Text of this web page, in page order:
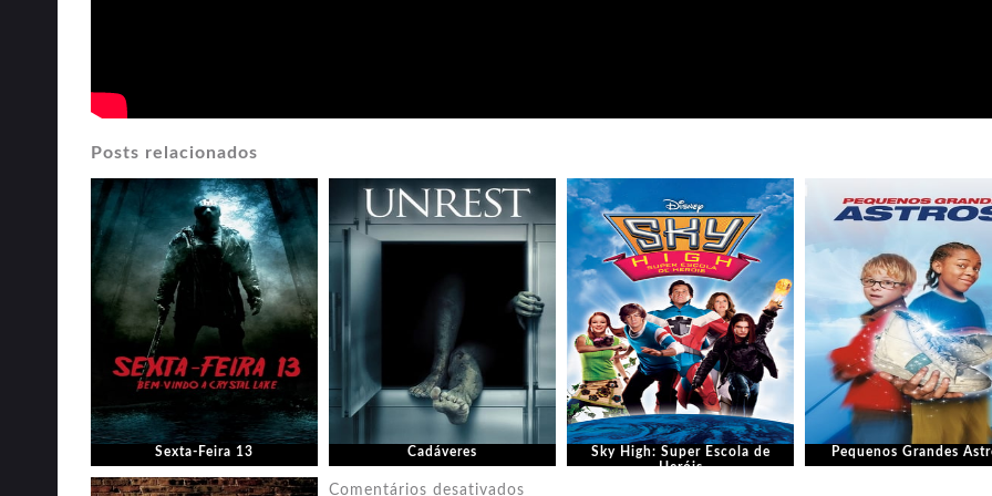
Posts relacionados
Sexta-Feira 13 Cadáveres
Sky High: Super Escola de
Heróis
Pequenos Grandes
Comentários desativados